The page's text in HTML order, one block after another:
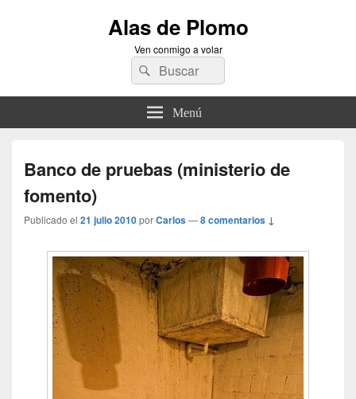
Alas de Plomo
Ven conmigo a volar
Buscar
por:
Buscar
Menú
Banco de pruebas (ministerio de
fomento)
Publicado el 21 julio 2010porCarlos—8 comentarios ↓